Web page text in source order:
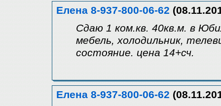
Елена 8-937-800-06-62
Сдаю 1 ком.кв. 40кв.м. в
мебель, холодильник,
состояние. цена 14+сч.
Елена 8-937-800-06-62